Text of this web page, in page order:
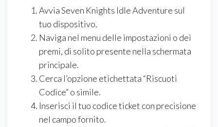
Avvia Seven Knights Idle Adventure sul
tuo dispositivo.
Naviga nel menu delle impostazioni o dei
premi, di solito presente nella schermata
principale.
Cerca l’opzione etichettata “Riscuoti
Codice” o simile.
Inserisci il tuo codice ticket con precisione
nel campo fornito.